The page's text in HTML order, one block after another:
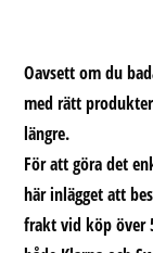
Oavsett om du
med rätt
längre.
För att göra det
här inlägget att
frakt vid köp över